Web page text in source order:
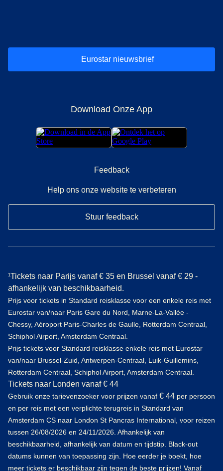
Eurostar nieuwsbrief
Download Onze App
Feedback
Help ons onze website te verbeteren
Stuur feedback
¹Tickets naar Parijs vanaf € 35 en Brussel vanaf € 29 -
afhankelijk van beschikbaarheid.
Prijs voor tickets in Standard reisklasse voor een enkele reis met
Eurostar van/naar Paris Gare du Nord, Marne-La-Vallée -
Chessy, Aéroport Paris-Charles de Gaulle, Rotterdam Centraal,
Schiphol Airport, Amsterdam Centraal.
Prijs tickets voor Standard reisklasse enkele reis met Eurostar
van/naar Brussel-Zuid, Antwerpen-Centraal, Luik-Guillemins,
Rotterdam Centraal, Schiphol Airport, Amsterdam Centraal.
Tickets naar Londen vanaf € 44
Gebruik onze tarievenzoeker voor prijzen vanaf € 44 per persoon
en per reis met een verplichte terugreis in Standard van
Amsterdam CS naar London St Pancras International, voor reizen
tussen 26/08/2026 en 24/11/2026. Afhankelijk van
beschikbaarheid, afhankelijk van datum en tijdstip. Black-out
datums kunnen van toepassing zijn. Hoe eerder je boekt, hoe
meer tickets er beschikbaar zijn tegen de beste prijzen! Vanaf